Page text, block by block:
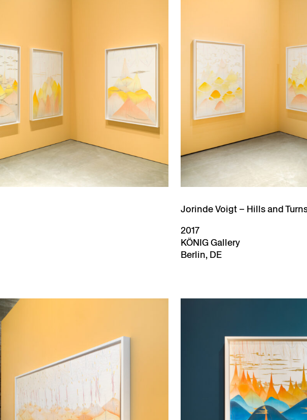
Jorinde Voigt – Hills and
2017
KÖNIG Gallery
Berlin, DE